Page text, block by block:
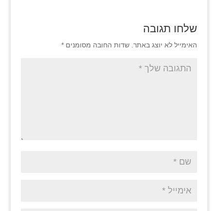
שלחו תגובה
האימייל לא יוצג באתר. שדות החובה מסומנים *